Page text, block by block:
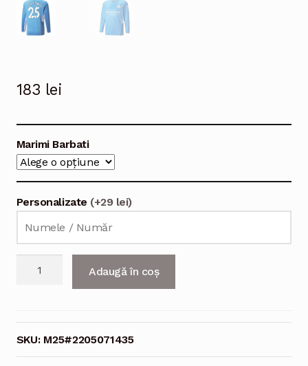
183 lei
Marimi Barbati
Personalizate (+29 lei)
Adaugă în coș
SKU: M25#2205071435